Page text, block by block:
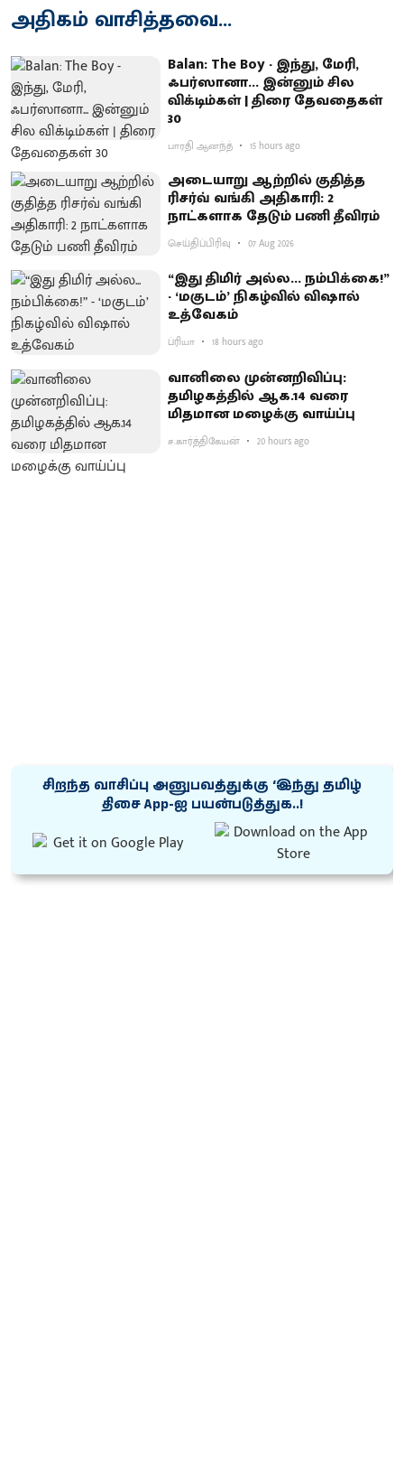
அதிகம் வாசித்தவை...
Balan: The Boy - இந்து, மேரி,
ஃபர்ஸானா... இன்னும் சில
விக்டிம்கள் | திரை தேவதைகள்
30
பாரதி ஆனந்த் 15 hours ago
அடையாறு ஆற்றில் குதித்த
ரிசர்வ் வங்கி அதிகாரி: 2
நாட்களாக தேடும் பணி தீவிரம்
செய்திப்பிரிவு 07 Aug 2026
“இது திமிர் அல்ல... நம்பிக்கை!”
- ‘மகுடம்’ நிகழ்வில் விஷால்
உத்வேகம்
ப்ரியா 18 hours ago
வானிலை முன்னறிவிப்பு:
தமிழகத்தில் ஆக.14 வரை
மிதமான மழைக்கு வாய்ப்பு
ச.கார்த்திகேயன் 20 hours ago
சிறந்த வாசிப்பு அனுபவத்துக்கு ‘இந்து தமிழ்
திசை App-ஐ பயன்படுத்துக..!